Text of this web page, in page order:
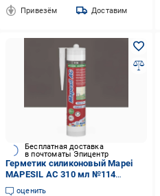
Привезём Доставим
Бесплатная доставка
в почтоматы Эпицентр
Герметик силиконовый Mapei
MAPESIL AC 310 мл №114
антрацыт (000023348)
оценить